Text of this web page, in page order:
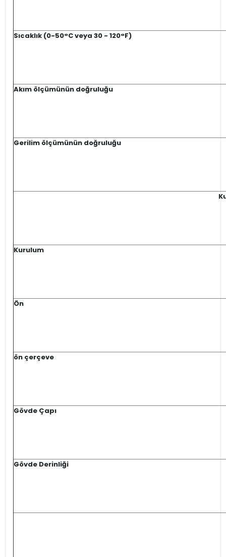
Sıcaklık (0-50°C veya 30 - 120°F)
Akım ölçümünün doğruluğu
Gerilim ölçümünün doğruluğu
Kurulum
Ön
ön çerçeve
Gövde Çapı
Gövde Derinliği